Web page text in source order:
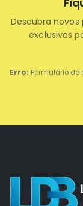
Erro: Formulário de
Descubra
exclusivas